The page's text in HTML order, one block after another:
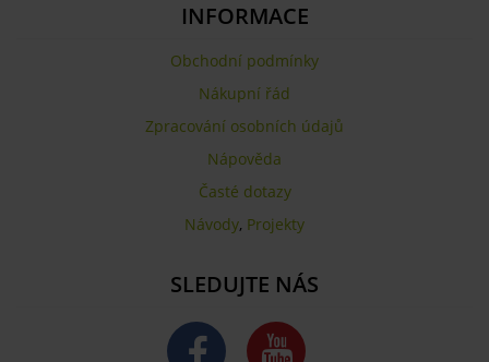
INFORMACE
Obchodní podmínky
Nákupní řád
Zpracování osobních údajů
Nápověda
Časté dotazy
Návody, Projekty
SLEDUJTE NÁS